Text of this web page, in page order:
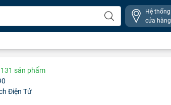
Hệ thống
cửa hàng
sản phẩm
Điện Tử